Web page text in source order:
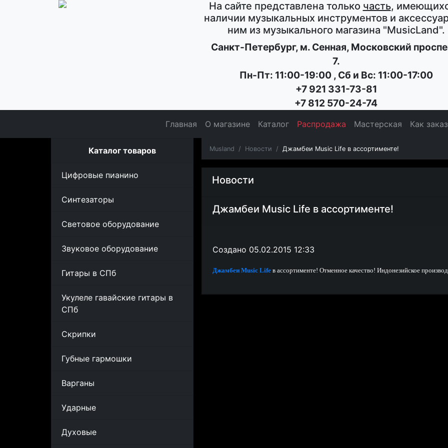
На сайте представлена только часть,
наличии музыкальных инструментов и
ним из музыкального магазина "MusicLand".
Санкт-Петербург, м. Сенная, Московский
7.
Пн-Пт: 11:00-19:00 , Сб и Вс: 11:00-17:00
+7 921 331-73-81
+7 812 570-24-74
Главная О магазине Каталог Распродажа Мастерская Как
Каталог товаров
Цифровые пианино
Синтезаторы
Световое оборудование
Звуковое оборудование
Гитары в СПб
Укулеле гавайские гитары в
СПб
Скрипки
Губные гармошки
Варганы
Ударные
Духовые
Musland Новости Джамбеи Music Life в ассортименте!
Новости
Джамбеи Music Life в ассортименте!
Создано 05.02.2015 12:33
Джамбеи Music Life в ассортименте! Отменное качество! Индонезийское